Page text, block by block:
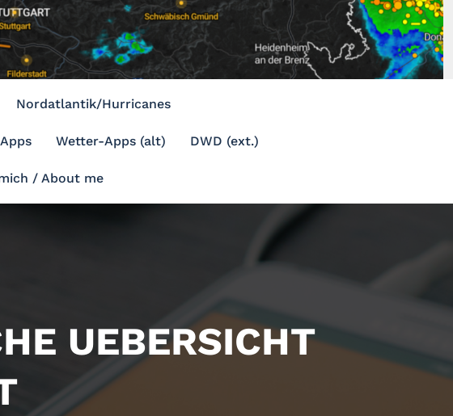
Nordatlantik/Hurricanes
Wetter-Apps (alt) DWD (ext.)
/ About me
UEBERSICHT